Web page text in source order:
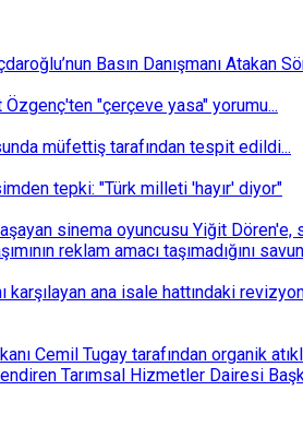
Basın Danışmanı
"çerçeve yasa" yorumu...
müfettiş tarafından tespit edildi...
tepki: "Türk milleti 'hayır' diyor"
sinema oyuncusu Yiğit
reklam amacı taşımadığını
karşılayan ana isale hattındaki
Cemil Tugay tarafından organik
Tarımsal Hizmetler Dairesi